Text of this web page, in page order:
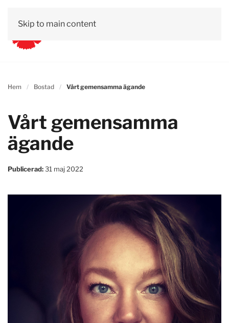
Skip to main content
Hem Bostad Vårt gemensamma ägande
Vårt gemensamma
ägande
Publicerad:31 maj 2022